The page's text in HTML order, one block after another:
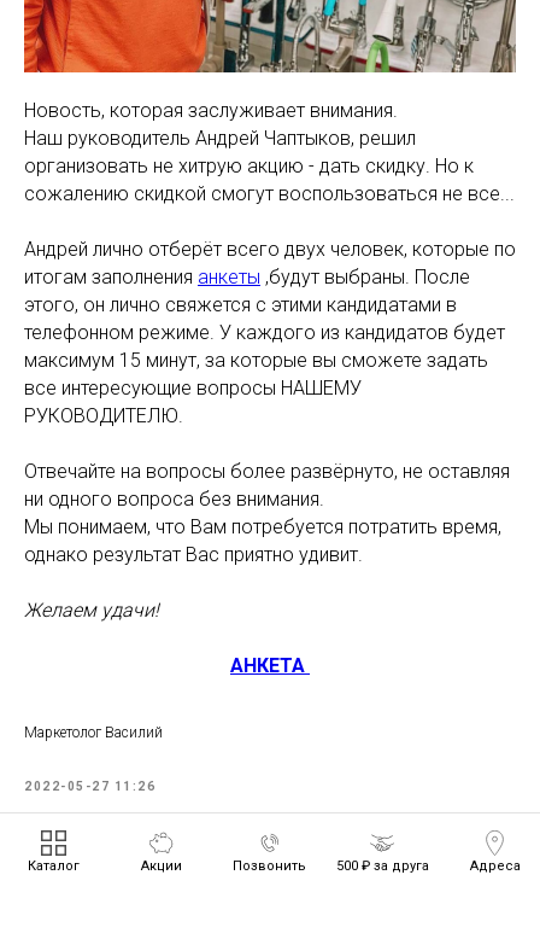
Новость, которая заслуживает внимания.
Наш руководитель Андрей Чаптыков, решил
организовать не хитрую акцию - дать скидку. Но к
сожалению скидкой смогут воспользоваться не все...
Андрей лично отберёт всего двух человек, которые по
итогам заполнения анкеты ,будут выбраны. После
этого, он лично свяжется с этими кандидатами в
телефонном режиме. У каждого из кандидатов будет
максимум 15 минут, за которые вы сможете задать
все интересующие вопросы НАШЕМУ
РУКОВОДИТЕЛЮ.
Отвечайте на вопросы более развёрнуто, не оставляя
ни одного вопроса без внимания.
Мы понимаем, что Вам потребуется потратить время,
однако результат Вас приятно удивит.
Желаем удачи!
АНКЕТА
Маркетолог Василий
2022-05-27 11:26
Каталог Акции Позвонить 500 ₽ за друга Адреса